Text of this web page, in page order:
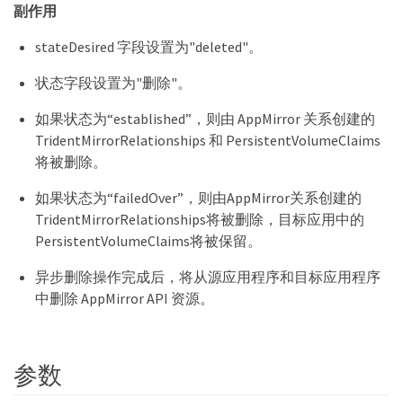
副作用
stateDesired 字段设置为"deleted"。
状态字段设置为"删除"。
如果状态为“established”，则由 AppMirror 关系创建的
TridentMirrorRelationships 和 PersistentVolumeClaims
将被删除。
如果状态为“failedOver”，则由AppMirror关系创建的
TridentMirrorRelationships将被删除，目标应用中的
PersistentVolumeClaims将被保留。
异步删除操作完成后，将从源应用程序和目标应用程序
中删除 AppMirror API 资源。
参数